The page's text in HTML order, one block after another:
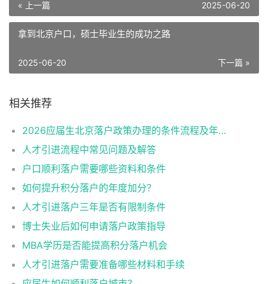
« 上一篇 2025-06-20
拿到北京户口，硕士毕业生的成功之路
下一篇 »
2025-06-20
相关推荐
2026应届生北京落户政策办理的条件流程及年龄限制
人才引进流程中常见问题及解答
户口顺利落户需要哪些资料和条件
如何提升积分落户的年度加分？
人才引进落户三年是否有限制条件
博士失业后如何申请落户政策指导
MBA学历是否能提高积分落户机会
人才引进落户需要准备哪些材料和手续